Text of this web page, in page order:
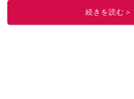
ニュースでフォロー
続きを読む＞